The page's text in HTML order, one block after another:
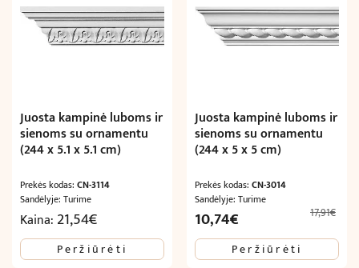
Juosta kampinė luboms ir
sienoms su ornamentu
(244 x 5.1 x 5.1 cm)
Prekės kodas: CN-3114
Sandėlyje: Turime
Kaina: 21,54€
Peržiūrėti
Juosta kampinė luboms ir
sienoms su ornamentu
(244 x 5 x 5 cm)
Prekės kodas:CN-3014
Sandėlyje: Turime
17,91€
Original
price
was:
10,74€
price
is:
Peržiūrėti